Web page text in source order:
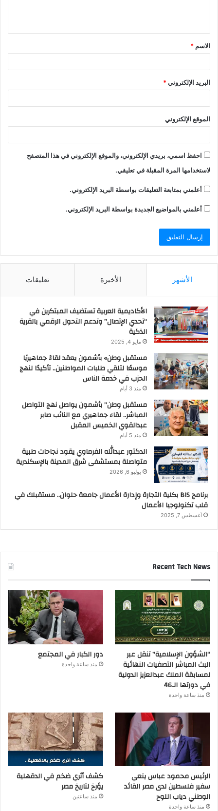
الاسم *
البريد الإلكتروني*
الموقع الإلكتروني
احفظ اسمي، بريدي الإلكتروني، والموقع الإلكتروني في هذا المتصفح
لاستخدامها المرة المقبلة في تعليقي.
أعلمني بمتابعة التعليقات بواسطة البريد الإلكتروني.
أعلمني بالمواضيع الجديدة بواسطة البريد الإلكتروني.
الأشهر الأخيرة تعليقات
الأكاديمية العربية تستضيف المبتكرين في
“تحدي الإتصال” وتدعم التحول الرقمي بالقرية
الذكية
مايو 4, 2025
مستقبل وطن» بأشمون يعقد لقاءً جماهيريًا
موسعًا لتلقي طلبات المواطنين.. تأكيدًا لنهج
الحزب في خدمة الناس
منذ 3 أيام
مستقبل وطن” بأشمون يواصل نهج التواصل
المباشر.. لقاء جماهيري مع النائب صابر
عبدالقوي الخميس المقبل
منذ 5 أيام
الدكتور عبدالله الفرماوي يقود نجاحات طبية
متواصلة بمستشفى شرق المدينة بالإسكندرية
يوليو 6, 2026
برنامج BIS بكلية التجارة وإدارة الأعمال جامعة حلوان.. مستقبلك في
قلب تكنولوجيا الأعمال
أغسطس 7, 2025
Recent Tech News
“الشؤون الإسلامية” تنقل عبر
البث المباشر التصفيات النهائية
لمسابقة الملك عبدالعزيز الدولية
في دورتها الـ46
منذ ساعة واحدة
دور الكبار في المجتمع
منذ ساعة واحدة
الرئيس محمود عباس ينعي
سفير فلسطين لدى مصر القائد
الوطني دياب اللوح
منذ ساعة واحدة
كشف أثري ضخم في الدقهلية
يؤرخ لتاريخ مصر
منذ ساعتين